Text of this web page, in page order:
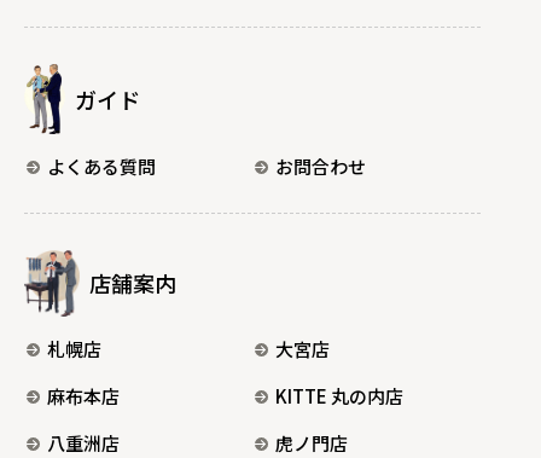
ガイド
よくある質問 お問合わせ
店舗案内
札幌店
大宮店
麻布本店
KITTE 丸の内店
八重洲店
虎ノ門店